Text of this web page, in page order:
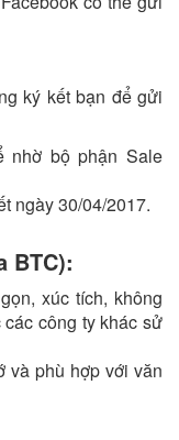
ký kết bạn để gửi
nhờ bộ phận Sale
ngày 30/04/2017.
BTC):
xúc tích, không
công ty khác sử
và phù hợp với văn